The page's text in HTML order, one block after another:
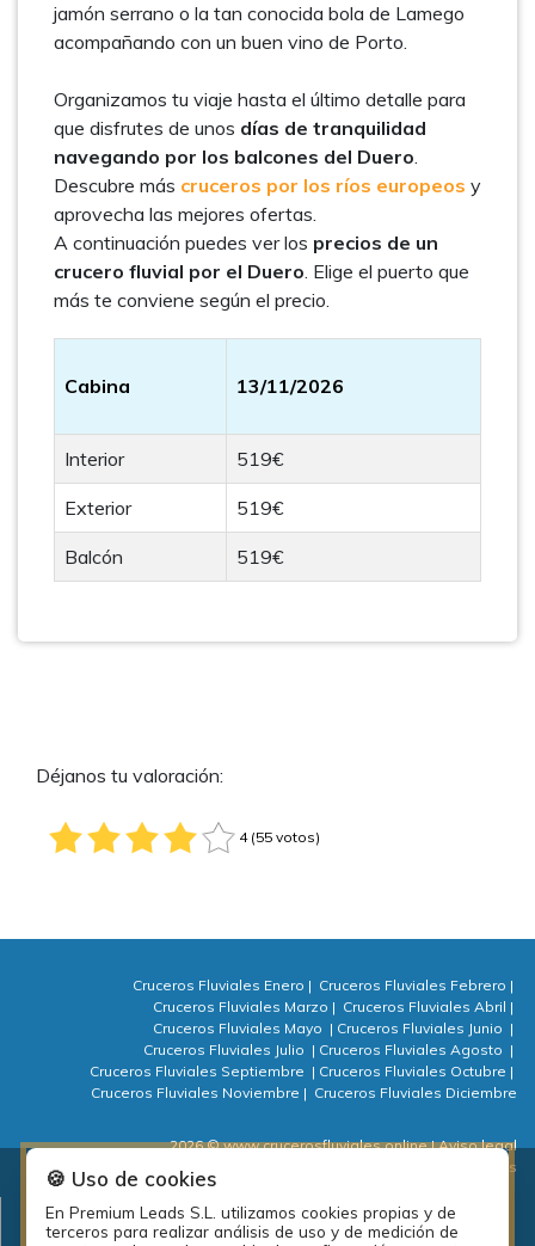
jamón serrano o la tan conocida bola de Lamego
acompañando con un buen vino de Porto.
Organizamos tu viaje hasta el último detalle para
que disfrutes de unos días de tranquilidad
navegando por los balcones del Duero.
Descubre más cruceros por los ríos europeos y
aprovecha las mejores ofertas.
A continuación puedes ver los precios de un
crucero fluvial por el Duero. Elige el puerto que
más te conviene según el precio.
Cabina 13/11/2026
Interior 519€
Exterior 519€
Balcón 519€
Déjanos tu valoración:
4 (55 votos)
Cruceros Fluviales Enero | Cruceros Fluviales Febrero |
Cruceros Fluviales Marzo | Cruceros Fluviales Abril |
Cruceros Fluviales Mayo | Cruceros Fluviales Junio |
Cruceros Fluviales Julio | Cruceros Fluviales Agosto |
Cruceros Fluviales Septiembre | Cruceros Fluviales Octubre |
Cruceros Fluviales Noviembre | Cruceros Fluviales Diciembre
2026 © www.crucerosfluviales.online | Aviso legal
| Política de privacidad
| ⚙ Cookies
Plan de empleo local de la diputación de A Coruña: PEL Emprende
actividades 2018.
🍪 Uso de cookies
En Premium Leads S.L. utilizamos cookies propias y de
terceros para realizar análisis de uso y de medición de